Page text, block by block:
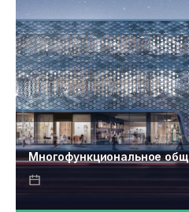
Многофункциональное